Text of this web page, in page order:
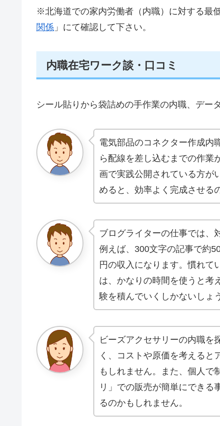
※北海道での家内労働者（内職）に対する最
関係 」にて確認して下さい。
内職在宅ワーク談・口コミ
シール貼りから袋詰めの手作業の内職、デー
電気部品のコネクター作成内
ら配線を差し込むまでの作業
画で実践公開されている方が
めると、効率よく完成させる
ブログライターの仕事では、
例えば、300文字の記事で約
円の収入になります。慣れて
は、かなりの時間を使うと考
験を積んでいくしかないしょ
ビーズアクセサリーの内職を
く、コストや原価を考えると
もしれません。また、個人で
リ」での販売が簡単にできる
るのかもしれません。